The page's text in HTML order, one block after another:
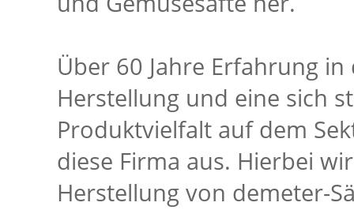
Über 60 Jahre Erfahrung
Herstellung und eine sich
Produktvielfalt auf dem
diese Firma aus. Hierbei
Herstellung von demeter-